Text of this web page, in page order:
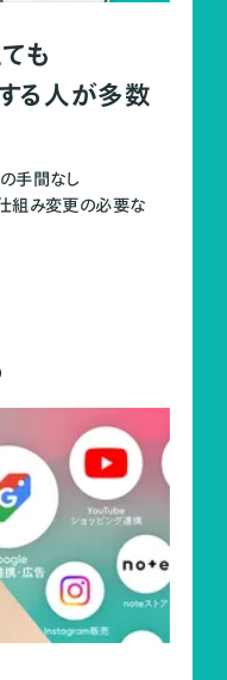
も
る人が多数
手間なし
組み変更の必要な